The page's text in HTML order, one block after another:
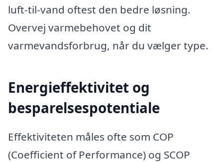
luft-til-vand oftest den bedre løsning.
Overvej varmebehovet og dit
varmevandsforbrug, når du vælger type.
Energieffektivitet og
besparelsespotentiale
Effektiviteten måles ofte som COP
(Coefficient of Performance) og SCOP